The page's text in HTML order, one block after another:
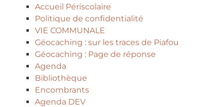
Accueil Périscolaire
Politique de confidentialité
VIE COMMUNALE
Géocaching : sur les traces de Piafou
Géocaching : Page de réponse
Agenda
Bibliothèque
Encombrants
Agenda DEV